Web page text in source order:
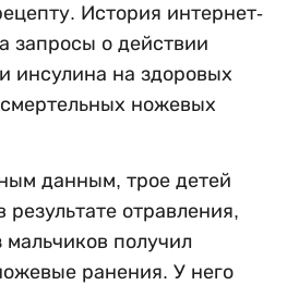
История интернет-
запросы о действии
инсулина на здоровых
ножевых
данным, трое детей
результате отравления,
мальчиков получил
ранения. У него